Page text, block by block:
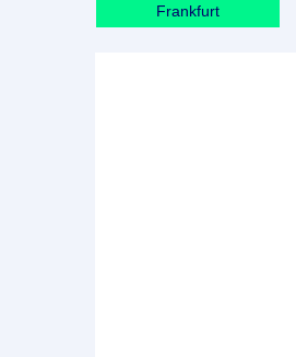
Frankfurt